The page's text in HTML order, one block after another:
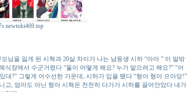
님을 잃게 된 시혁과 20살 차이가 나는 남동생 시하 “아아 ” 이 말밖
장에서 수군거렸다 “둘이 어떻게 해요? 누가 맡으려고 해요?” “어
대?” 그렇게 어수선한 가운데, 시하가 입을 뗐다 “형아 형아 으아앙!”
, 엄마도 아닌 형아 시혁은 천천히 다가가 시하를 끌어안았다 내가